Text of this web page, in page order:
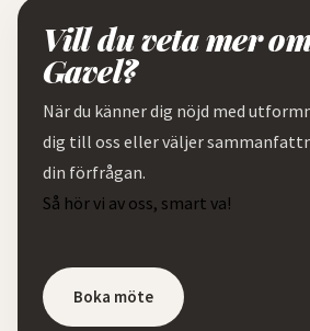
Vill du veta mer
Gavel?
När du känner dig nöjd med
dig till oss eller väljer
din förfrågan.
Så hör vi av oss, smart va!
Boka möte